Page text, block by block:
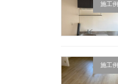
施工例
施工例